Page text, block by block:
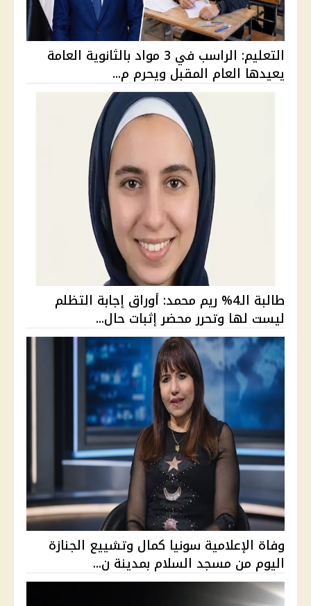
التعليم: الراسب في 3 مواد بالثانوية العامة
يعيدها العام المقبل ويحرم م...
طالبة الـ4% ريم محمد: أوراق إجابة التظلم
ليست لها وتحرر محضر إثبات حال...
وفاة الإعلامية سونيا كمال وتشييع الجنازة
اليوم من مسجد السلام بمدينة ن...